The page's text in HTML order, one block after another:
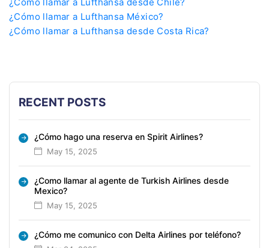
¿Cómo llamar a Lufthansa México?
¿Cómo llamar a Lufthansa desde Costa Rica?
RECENT POSTS
¿Cómo hago una reserva en Spirit Airlines?
May 15, 2025
¿Como llamar al agente de Turkish Airlines desde
Mexico?
May 15, 2025
¿Cómo me comunico con Delta Airlines por teléfono?